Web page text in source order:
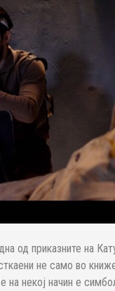
од приказните на
не само во
е на некој начин е